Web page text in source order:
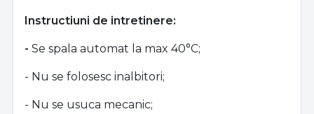
Instructiuni de intretinere:
- Se spala automat la max 40°C;
- Nu se folosesc inalbitori;
- Nu se usuca mecanic;